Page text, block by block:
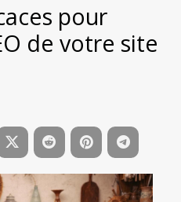
pour
de votre site